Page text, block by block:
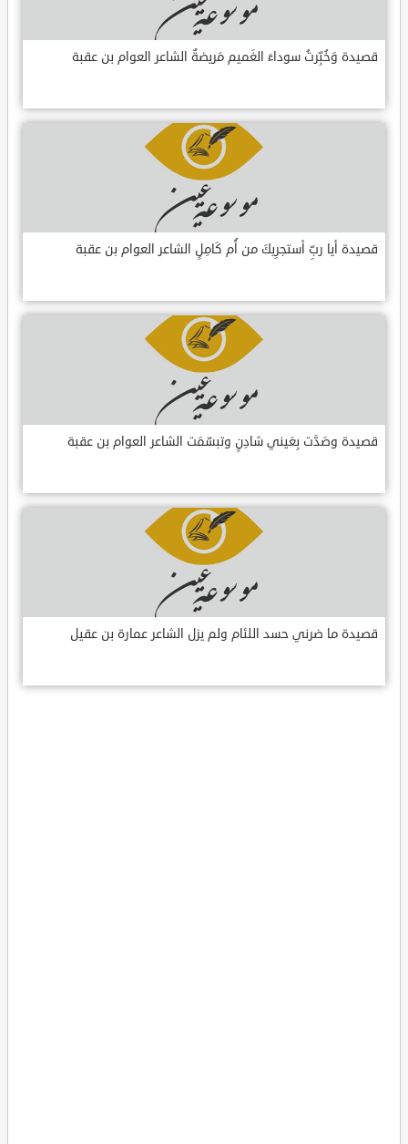
قصيدة وَخُبِّرتُ سوداءَ الغَميم مَريضةٌ الشاعر العوام بن عقبة
قصيدة أيا ربِّ أستجرِيكَ من أُم كَامِلٍ الشاعر العوام بن عقبة
قصيدة وصَدَّت بِعَيني شادِنٍ وتبسّمَت الشاعر العوام بن عقبة
قصيدة ما ضرني حسد اللئام ولم يزل الشاعر عمارة بن عقيل